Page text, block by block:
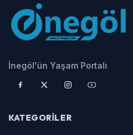
İnegöl'ün Yaşam Portalı
KATEGORILER